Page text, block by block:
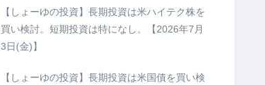
【しょーゆの投資】長期投資は米ハイテク株を
買い検討。短期投資は特になし。【2026年7月
3日(金)】
【しょーゆの投資】長期投資は米国債を買い検